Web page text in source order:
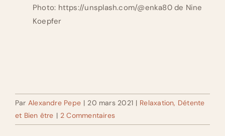
Photo: https://unsplash.com/@enka80 de Nine
Koepfer
Par Alexandre Pepe | 20 mars 2021 | Relaxation, Détente
et Bien être | 2 Commentaires